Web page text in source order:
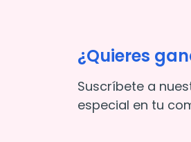
¿Quieres
Suscríbete a
especial en tu